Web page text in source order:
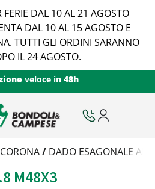
FERIE DAL 10 AL 21 AGOSTO
DAL 10 AL 15 AGOSTO E
TUTTI GLI ORDINI SARANNO
IL 24 AGOSTO.
veloce in 48h
/ DADO ESAGONALE
M48X3